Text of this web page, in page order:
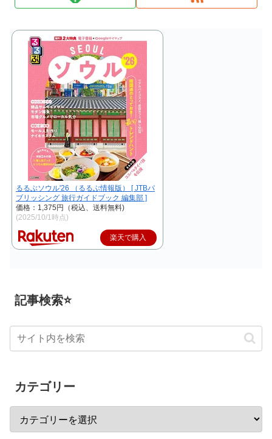
るるぶソウル'26 （るるぶ情報版） [ JTBパ
ブリッシング 旅行ガイドブック 編集部 ]
価格：1,375円（税込、送料無料)
(2025/10/1時点)
楽天で購入
記事検索⭐
カテゴリー